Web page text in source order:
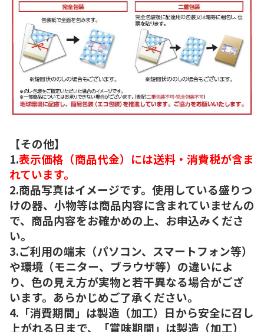
【その他】
1.表示価格（商品代金）には送料・消費税が含ま
れています。
2.商品写真はイメージです。使用している盛りつ
けの器、小物等は商品内容に含まれていませんの
で、商品内容をお確かめの上、お申込みくださ
い。
3.ご利用の端末（パソコン、スマートフォン等）
や環境（モニター、ブラウザ等）の違いによ
り、色の見え方が実物と若干異なる場合がござ
います。あらかじめご了承ください。
4.「消費期間」は製造（加工）日から安全に召し
上がれる日まで、「賞味期間」は製造（加工）